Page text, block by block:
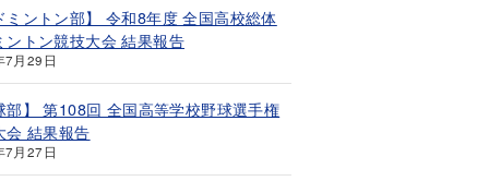
ミントン部】 令和8年度 全国高校総体
ントン競技大会 結果報告
7月29日
部】 第108回 全国高等学校野球選手権
会 結果報告
7月27日